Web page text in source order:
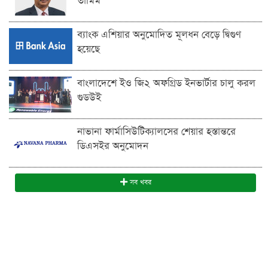
ব্যাংক এশিয়ার অনুমোদিত মূলধন বেড়ে দ্বিগুণ
হয়েছে
বাংলাদেশে ইও জি২ অফগ্রিড ইনভার্টার চালু করল
গুডউই
নাভানা ফার্মাসিউটিক্যালসের শেয়ার হস্তান্তরে
ডিএসইর অনুমোদন
সব খবর